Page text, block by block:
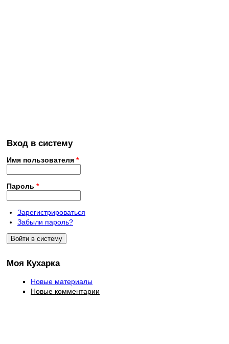
Вход в систему
Имя пользователя *
Пароль *
Зарегистрироваться
Забыли пароль?
Моя Кухарка
Новые материалы
Новые комментарии